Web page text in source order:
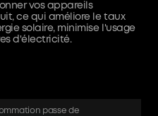
vos appareils
ce qui améliore le taux
solaire, minimise l'usage
d'électricité.
passe de